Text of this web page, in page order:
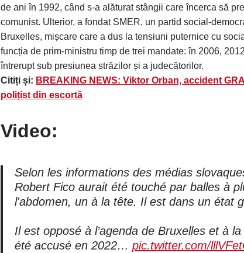
de ani în 1992, când s-a alăturat stângii care încerca să
comunist. Ulterior, a fondat SMER, un partid social-
Bruxelles, mișcare care a dus la tensiuni puternice cu
funcția de prim-ministru timp de trei mandate: în 2006,
întrerupt sub presiunea străzilor și a judecătorilor.
Citiți și: BREAKING NEWS: Viktor Orban, accident
polițist din escortă
Video:
Selon les informations des médias
Robert Fico aurait été touché par balles à
l'abdomen, un à la tête. Il est dans un état
Il est opposé à l’agenda de Bruxelles et à
été accusé en 2022… pic.twitter.com/